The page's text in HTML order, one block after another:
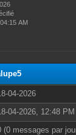
AM
04-2026
04-2026, 12:48 PM
(0 messages par